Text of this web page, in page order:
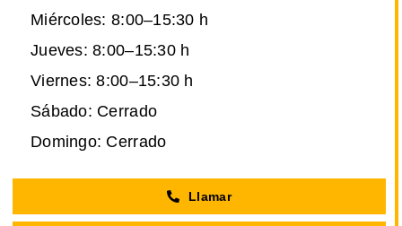
Miércoles: 8:00–15:30 h
Jueves: 8:00–15:30 h
Viernes: 8:00–15:30 h
Sábado: Cerrado
Domingo: Cerrado
Llamar